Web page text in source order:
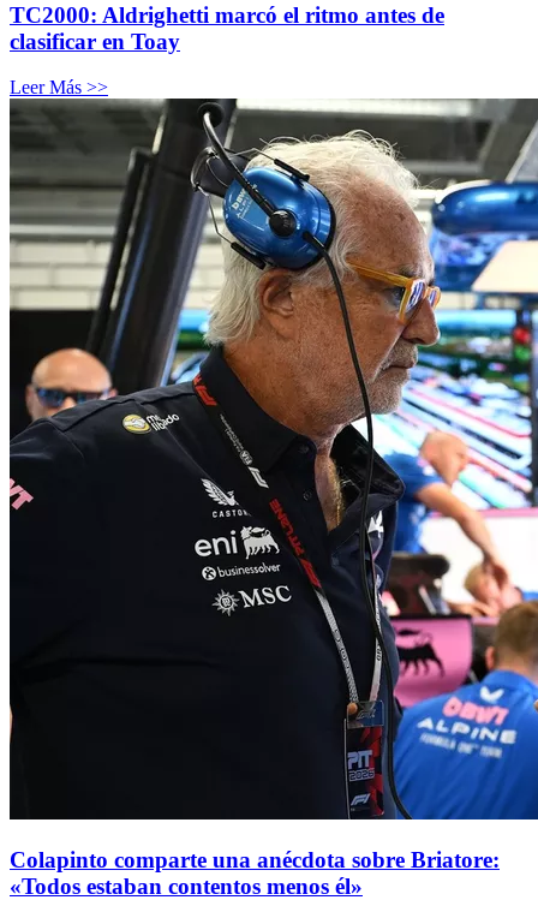
TC2000: Aldrighetti marcó el ritmo antes de
clasificar en Toay
Leer Más >>
Colapinto comparte una anécdota sobre Briatore:
«Todos estaban contentos menos él»